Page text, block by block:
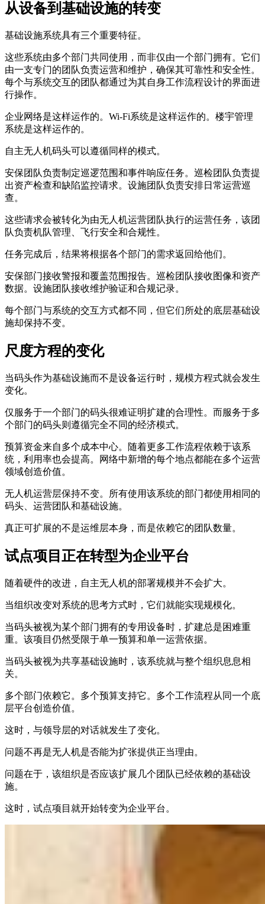
从设备到基础设施的转变
基础设施系统具有三个重要特征。
这些系统由多个部门共同使用，而非仅由一个部门拥有。它们
由一支专门的团队负责运营和维护，确保其可靠性和安全性。
每个与系统交互的团队都通过为其自身工作流程设计的界面进
行操作。
企业网络是这样运作的。Wi-Fi系统是这样运作的。楼宇管理
系统是这样运作的。
自主无人机码头可以遵循同样的模式。
安保团队负责制定巡逻范围和事件响应任务。巡检团队负责提
出资产检查和缺陷监控请求。设施团队负责安排日常运营巡
查。
这些请求会被转化为由无人机运营团队执行的运营任务，该团
队负责机队管理、飞行安全和合规性。
任务完成后，结果将根据各个部门的需求返回给他们。
安保部门接收警报和覆盖范围报告。巡检团队接收图像和资产
数据。设施团队接收维护验证和合规记录。
每个部门与系统的交互方式都不同，但它们所处的底层基础设
施却保持不变。
尺度方程的变化
当码头作为基础设施而不是设备运行时，规模方程式就会发生
变化。
仅服务于一个部门的码头很难证明扩建的合理性。而服务于多
个部门的码头则遵循完全不同的经济模式。
预算资金来自多个成本中心。随着更多工作流程依赖于该系
统，利用率也会提高。网络中新增的每个地点都能在多个运营
领域创造价值。
无人机运营层保持不变。所有使用该系统的部门都使用相同的
码头、运营团队和基础设施。
真正可扩展的不是运维层本身，而是依赖它的团队数量。
试点项目正在转型为企业平台
随着硬件的改进，自主无人机的部署规模并不会扩大。
当组织改变对系统的思考方式时，它们就能实现规模化。
当码头被视为某个部门拥有的专用设备时，扩建总是困难重
重。该项目仍然受限于单一预算和单一运营依据。
当码头被视为共享基础设施时，该系统就与整个组织息息相
关。
多个部门依赖它。多个预算支持它。多个工作流程从同一个底
层平台创造价值。
这时，与领导层的对话就发生了变化。
问题不再是无人机是否能为扩张提供正当理由。
问题在于，该组织是否应该扩展几个团队已经依赖的基础设
施。
这时，试点项目就开始转变为企业平台。